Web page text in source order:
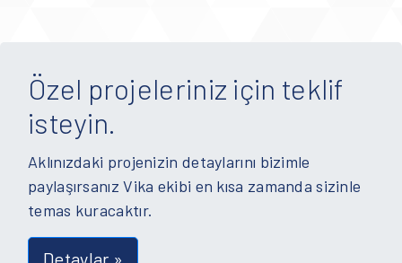
Özel projeleriniz için teklif
isteyin.
Aklınızdaki projenizin detaylarını bizimle
paylaşırsanız Vika ekibi en kısa zamanda sizinle
temas kuracaktır.
Detaylar »